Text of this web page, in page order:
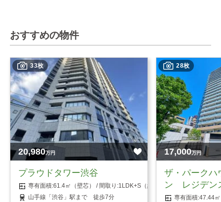
おすすめの物件
33枚
20,980万円
プラウドタワー渋谷
61.4㎡（壁芯）
1LDK+S（納戸）
山手線「渋谷」駅まで 徒歩7分
28枚
17,000万円
ザ・パークハ
ン レジデン
47.44